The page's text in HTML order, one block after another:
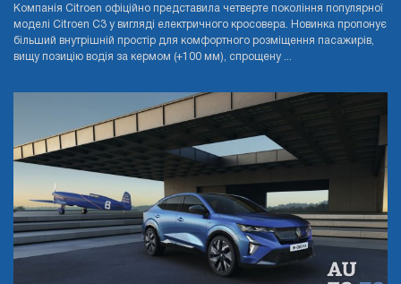
Компанія Citroen офіційно представила четверте покоління популярної
моделі Citroen C3 у вигляді електричного кросовера. Новинка пропонує
більший внутрішній простір для комфортного розміщення пасажирів,
вищу позицію водія за кермом (+100 мм), спрощену ...